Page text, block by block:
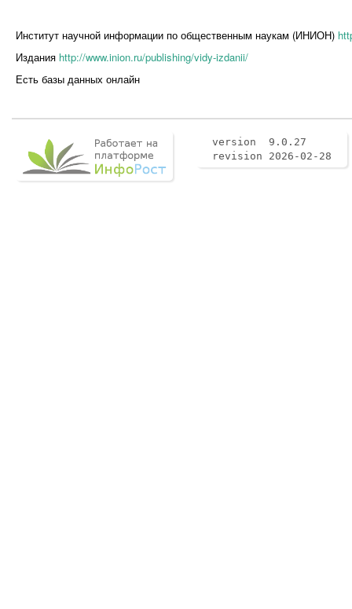
Институт научной информации по общественным наукам (ИНИОН)
Издания http://www.inion.ru/publishing/vidy-izdanii/
Есть базы данных онлайн
version 9.0.27
revision 2026-02-28